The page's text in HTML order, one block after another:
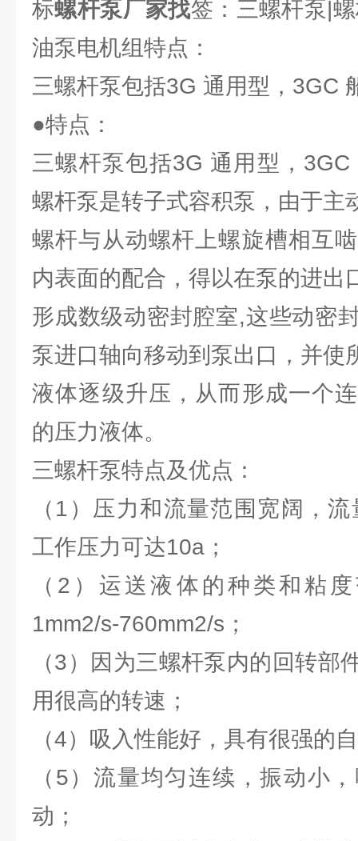
标螺杆泵厂家找签：三螺杆泵|
油泵电机组特点：
三螺杆泵包括3G 通用型，3GC
●特点：
三螺杆泵包括3G 通用型，
螺杆泵是转子式容积泵，由于主
螺杆与从动螺杆上螺旋槽相互
内表面的配合，得以在泵的进出
形成数级动密封腔室,这些动密
泵进口轴向移动到泵出口，并使
液体逐级升压，从而形成一个
的压力液体。
三螺杆泵特点及优点：
（1）压力和流量范围宽阔，
工作压力可达10a；
（2）运送液体的种类和粘
1mm2/s-760mm2/s；
（3）因为三螺杆泵内的回转部
用很高的转速；
（4）吸入性能好，具有很强的
（5）流量均匀连续，振动小
动；